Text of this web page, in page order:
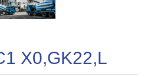
X0,GK22,L